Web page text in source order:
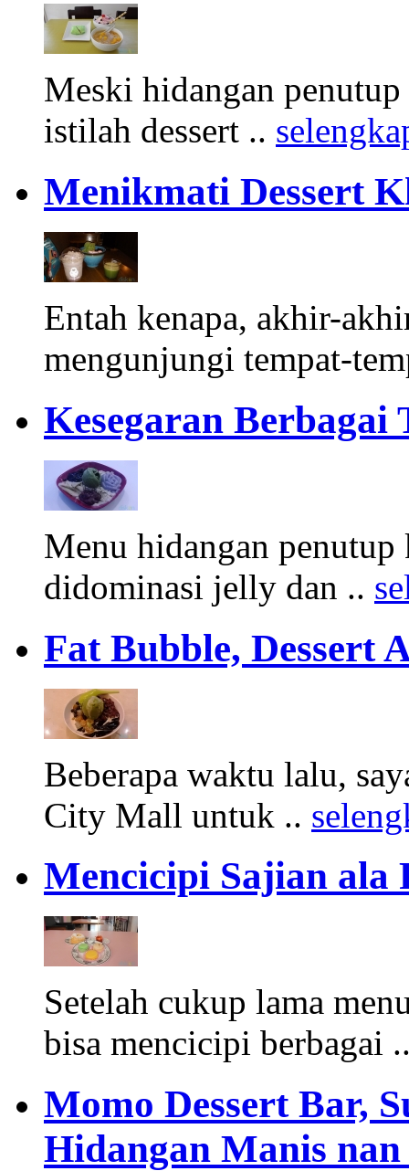
Meski hidangan
istilah dessert ..
Menikmati Dessert
Entah kenapa, akhir-
mengunjungi tempat-
Kesegaran Berbagai
Menu hidangan
didominasi jelly dan ..
Fat Bubble, Dessert
Beberapa waktu lalu,
City Mall untuk ..
Mencicipi Sajian ala
Setelah cukup lama
bisa mencicipi berbagai
Momo Dessert Bar,
Hidangan Manis